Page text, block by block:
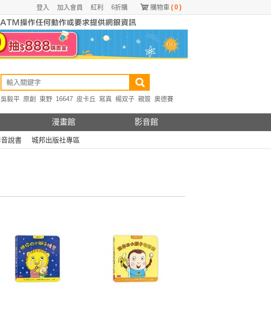
購物車 ( 0 )
6折購
紅利
加入會員
登入
吳毅平 原創 東野 16647 皮卡丘 寫真 楊双子 親簽 奧德賽
漫畫館 影音館
音說書 城邦出版社專區